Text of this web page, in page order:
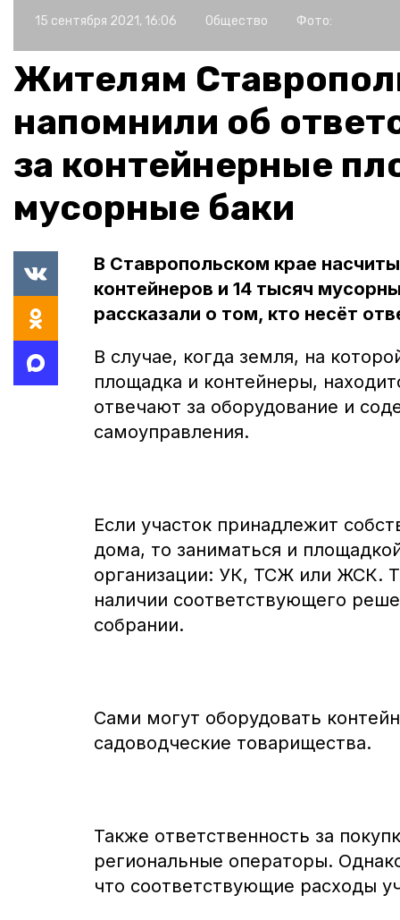
15 сентября 2021, 16:06 Общество Фото:
Жителям
напомнили об
за контейнерные
мусорные баки
В Ставропольском крае
контейнеров и 14 тысяч
рассказали о том, кто несёт
В случае, когда земля, на
площадка и контейнеры,
отвечают за оборудование и
самоуправления.
Если участок принадлежит
дома, то заниматься и
организации: УК, ТСЖ или ЖСК.
наличии соответствующего
собрании.
Сами могут оборудовать
садоводческие товарищества.
Также ответственность за
региональные операторы.
что соответствующие расходы